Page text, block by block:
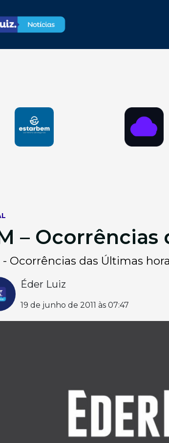
– Ocorrências
- Ocorrências das Últimas
Éder Luiz
19 de junho de 2011 às 07:47